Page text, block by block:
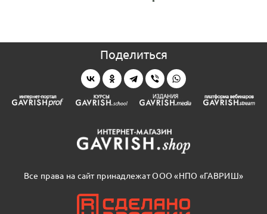
Поделиться
Все права на сайт принадлежат ООО «НПО «ГАВРИШ»